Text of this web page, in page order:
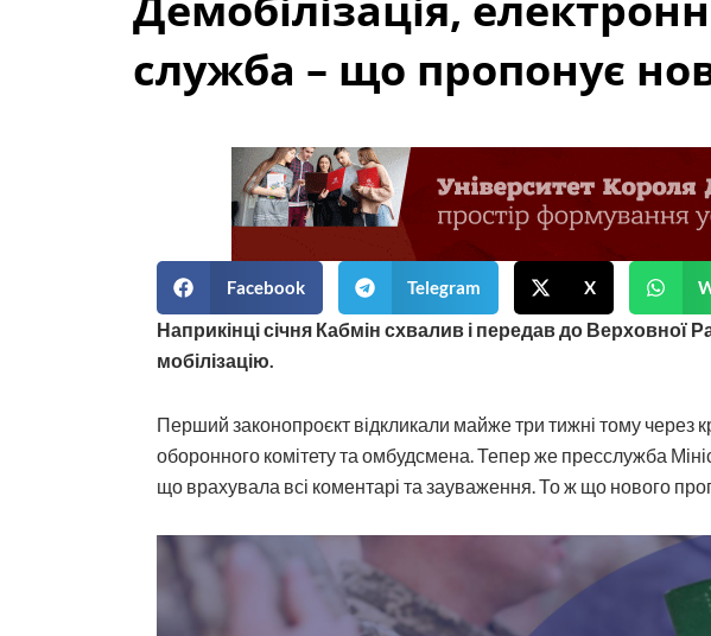
служба – що пропонує
Facebook Telegram X
Наприкінці січня Кабмін схвалив і передав до Верховної
мобілізацію.
Перший законопроєкт відкликали майже три тижні тому через
оборонного комітету та омбудсмена. Тепер же пресслужба
що врахувала всі коментарі та зауваження. То ж що нового